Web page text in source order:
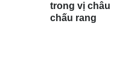
trong vị châu
chấu rang